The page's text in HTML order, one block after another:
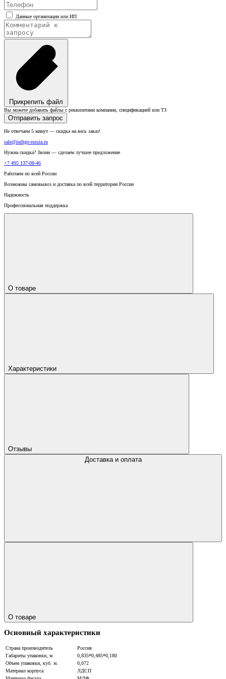
Данные организации или ИП
Прикрепить файл
Вы можете добавить файлы с реквизитами компании, спецификацией или ТЗ
Отправить запрос
Не отвечаем 5 минут — скидка на весь заказ!
sale@indigo-russia.ru
Нужна скидка? Звони — сделаем лучшее предложение
+7 495 137-08-46
Работаем по всей России
Возможны самовывоз и доставка по всей территории России
Надежность
Профессиональная поддержка
О товаре
Характеристики
Отзывы
Доставка и оплата
О товаре
Основный характеристики
Страна производитель
Россия
Габариты упаковки, м
0,835*0,485*0,180
Объем упаковки, куб. м.
0,072
Материал корпуса
ЛДСП